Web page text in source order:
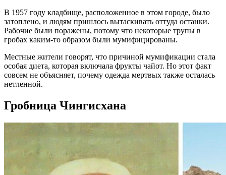
В 1957 году кладбище, расположенное в этом городе, было
затоплено, и людям пришлось вытаскивать оттуда останки.
Рабочие были поражены, потому что некоторые трупы в
гробах каким-то образом были мумифицированы.
Местные жители говорят, что причиной мумификации стала
особая диета, которая включала фрукты чайот. Но этот факт
совсем не объясняет, почему одежда мертвых также осталась
нетленной.
Гробница Чингисхана